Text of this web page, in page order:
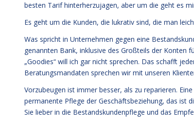
besten Tarif hinterherzujagen, aber um die geht es
Es geht um die Kunden, die lukrativ sind, die man
Was spricht in Unternehmen gegen eine
genannten Bank, inklusive des Großteils der Konten
„Goodies“ will ich gar nicht sprechen. Das schafft
Beratungsmandaten sprechen wir mit unseren
Vorzubeugen ist immer besser, als zu reparieren.
permanente Pflege der Geschäftsbeziehung, das ist
Sie lieber in die Bestandskundenpflege und das